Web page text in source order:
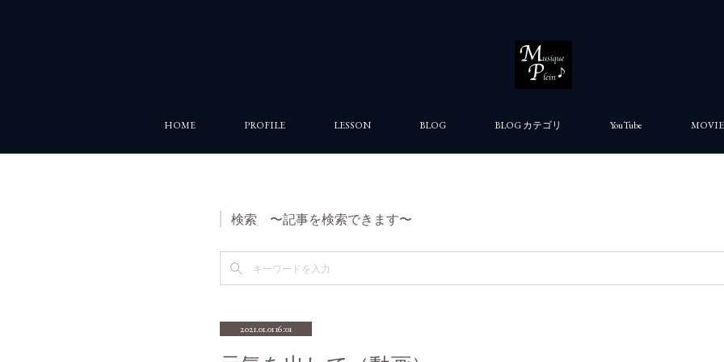
HOME PROFILE LESSON BLOG BLOG カテゴリ YouTube
検索 〜記事を検索できます〜
2021.01.01 16:01